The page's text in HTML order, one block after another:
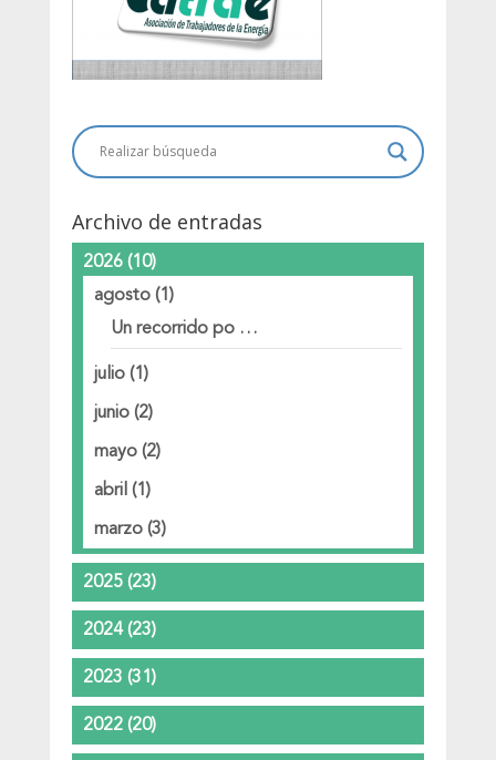
Archivo de entradas
2026 (10)
agosto (1)
Un recorrido po …
julio (1)
junio (2)
mayo (2)
abril (1)
marzo (3)
2025 (23)
2024(23)
2023 (31)
2022 (20)